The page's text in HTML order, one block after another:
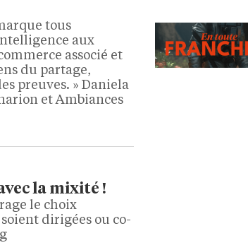
tous
aux
associé et
du partage,
preuves. » Daniela
et Ambiances
la mixité !
le choix
soient dirigées ou co-